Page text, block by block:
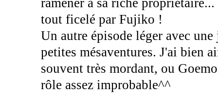
ramener à sa riche
tout ficelé par Fujiko !
Un autre épisode léger avec
petites mésaventures. J'ai bien
souvent très mordant, ou
rôle assez improbable^^